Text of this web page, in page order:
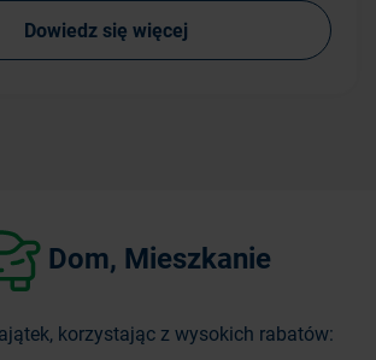
Dowiedz się więcej
Dom, Mieszkanie
korzystając z wysokich rabatów: